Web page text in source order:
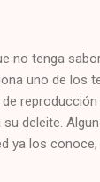
de 1940 a
1970 a
”
jóvenes
no tenga
uno de los
su deleite.
ya los